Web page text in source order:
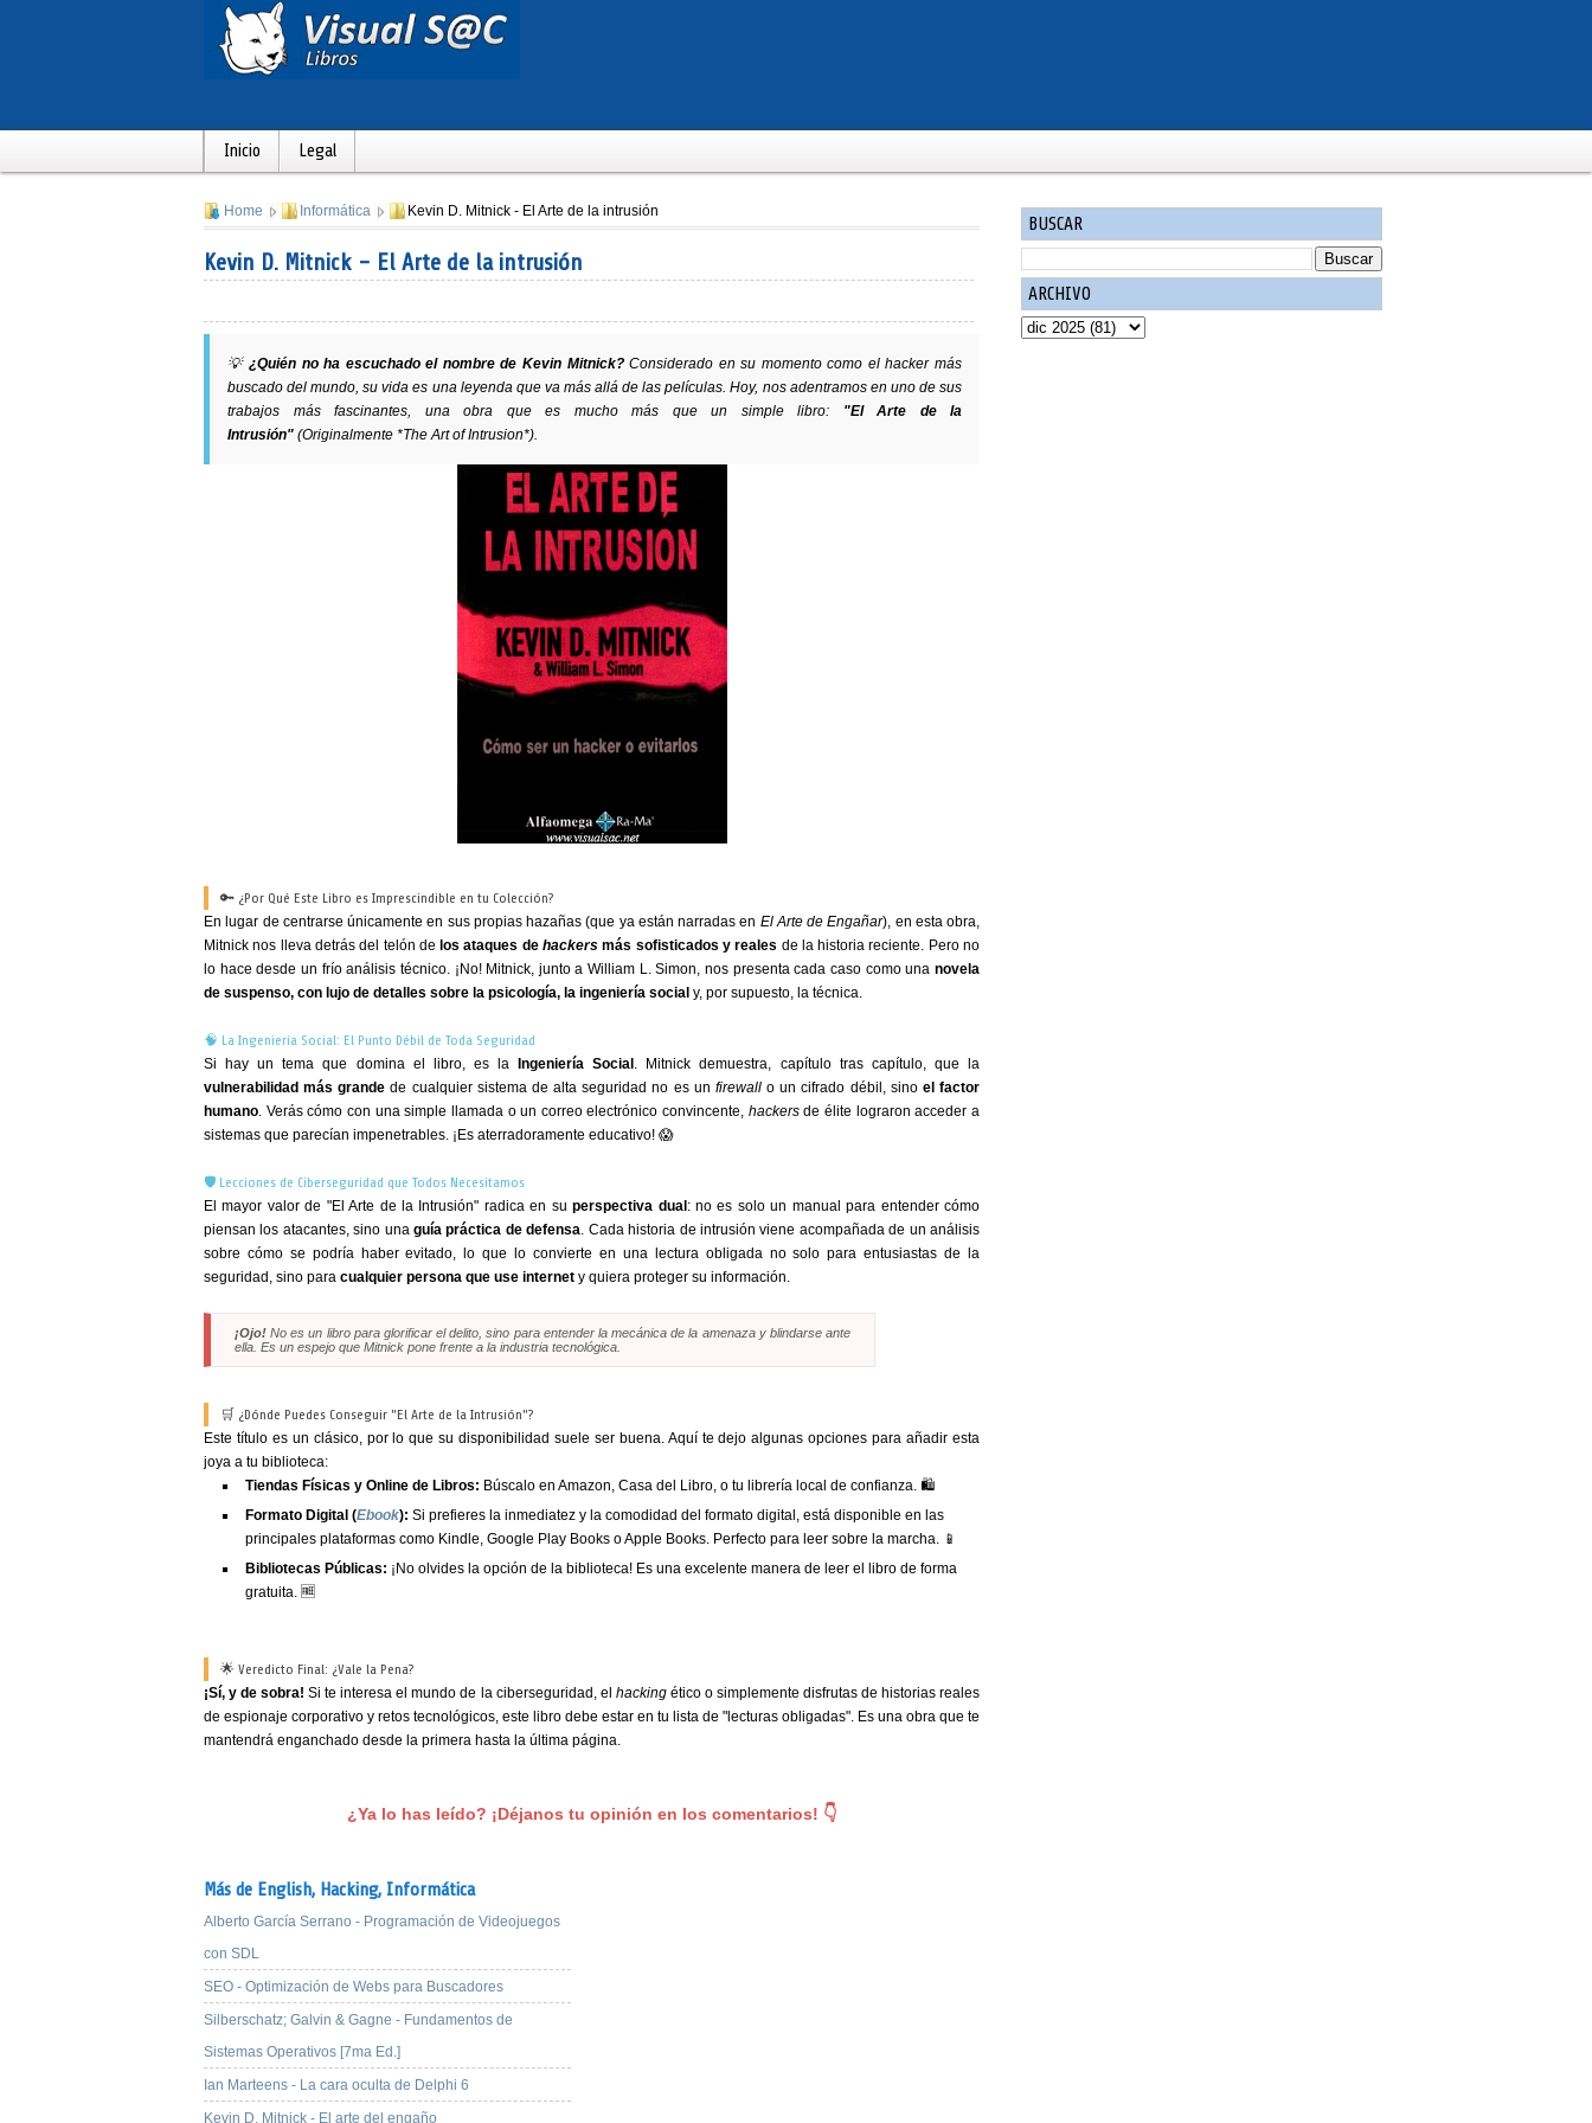
Inicio Legal
Home Informática Kevin D. Mitnick - El Arte de la intrusión
Kevin D. Mitnick - El Arte de la intrusión
💡¿Quién no ha escuchado el nombre de Kevin Mitnick?Considerado en su momento como el hacker más
buscado del mundo, su vida es una leyenda que va más allá de las películas. Hoy, nos adentramos en uno de sus
trabajos más fascinantes, una obra que es mucho más que un simple libro:
"El Arte de la
Intrusión" (Originalmente *The Art of Intrusion*).
🔑 ¿Por Qué Este Libro es Imprescindible en tu Colección?
En lugar de centrarse únicamente en sus propias hazañas (que ya están narradas en El Arte de Engañar), en esta obra,
Mitnick nos lleva detrás del telón de los ataques dehackers más sofisticados y reales de la historia reciente. Pero no
lo hace desde un frío análisis técnico. ¡No! Mitnick, junto a William L. Simon, nos presenta cada caso como una novela
de suspenso, con lujo de detalles sobre la psicología, la ingeniería social y, por supuesto, la técnica.
🧠 La Ingeniería Social: El Punto Débil de Toda Seguridad
Si hay un tema que domina el libro, es la
Ingeniería Social . Mitnick demuestra, capítulo tras capítulo, que la
vulnerabilidad más grande de cualquier sistema de alta seguridad no es un firewallo un cifrado débil, sino el factor
humano. Verás cómo con una simple llamada o un correo electrónico convincente, hackersde élite lograron acceder a
sistemas que parecían impenetrables. ¡Es aterradoramente educativo! 😱
🛡️ Lecciones de Ciberseguridad que Todos Necesitamos
El mayor valor de "El Arte de la Intrusión" radica en superspectiva dual : no es solo un manual para entender cómo
piensan los atacantes, sino unaguía práctica de defensa. Cada historia de intrusión viene acompañada de un análisis
sobre cómo se podría haber evitado, lo que lo convierte en una lectura obligada no solo para entusiastas de la
seguridad, sino para cualquier persona que use internet y quiera proteger su información.
¡Ojo! No es un libro para glorificar el delito, sino para entender la mecánica de la amenaza y blindarse ante
ella. Es un espejo que Mitnick pone frente a la industria tecnológica.
🛒 ¿Dónde Puedes Conseguir "El Arte de la Intrusión"?
Este título es un clásico, por lo que su disponibilidad suele ser buena. Aquí te dejo algunas opciones para añadir esta
joya a tu biblioteca:
Tiendas Físicas y Online de Libros: Búscalo en Amazon, Casa del Libro, o tu librería local de confianza. 🛍️
Formato Digital (Ebook): Si prefieres la inmediatez y la comodidad del formato digital, está disponible en las
principales plataformas como Kindle, Google Play Books o Apple Books. Perfecto para leer sobre la marcha. 📱
Bibliotecas Públicas: ¡No olvides la opción de la biblioteca! Es una excelente manera de leer el libro de forma
gratuita. 🆓
🌟 Veredicto Final: ¿Vale la Pena?
¡Sí, y de sobra! Si te interesa el mundo de la ciberseguridad, el hackingético o simplemente disfrutas de historias reales
de espionaje corporativo y retos tecnológicos, este libro debe estar en tu lista de "lecturas obligadas". Es una obra que te
mantendrá enganchado desde la primera hasta la última página.
¿Ya lo has leído? ¡Déjanos tu opinión en los comentarios! 👇
Más de English, Hacking, Informática
Alberto García Serrano - Programación de Videojuegos
con SDL
SEO - Optimización de Webs para Buscadores
Silberschatz; Galvin & Gagne - Fundamentos de
Sistemas Operativos [7ma Ed.]
Ian Marteens - La cara oculta de Delphi 6
Kevin D. Mitnick - El arte del engaño
BUSCAR
ARCHIVO